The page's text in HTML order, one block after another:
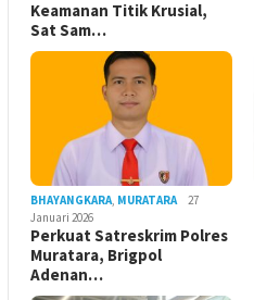
Keamanan Titik Krusial,
Sat Sam…
BHAYANGKARA, MURATARA
27
Januari 2026
Perkuat Satreskrim Polres
Muratara, Brigpol
Adenan…